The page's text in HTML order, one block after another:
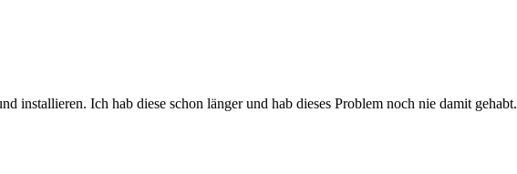
installieren. Ich hab diese schon länger und hab dieses Problem noch nie damit gehabt.